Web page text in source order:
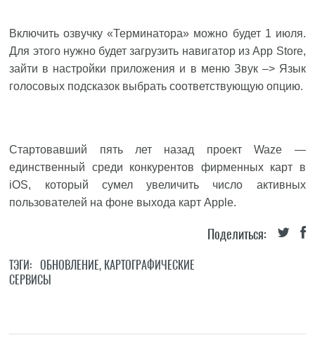
Включить озвучку «Терминатора» можно будет 1 июля.
Для этого нужно будет загрузить навигатор из App Store,
зайти в настройки приложения и в меню Звук –> Язык
голосовых подсказок выбрать соответствующую опцию.
Стартовавший пять лет назад проект Waze —
единственный среди конкурентов фирменных карт в
iOS, который сумел увеличить число активных
пользователей на фоне выхода карт Apple.
Поделиться:
ТЭГИ: ОБНОВЛЕНИЕ, КАРТОГРАФИЧЕСКИЕ
СЕРВИСЫ